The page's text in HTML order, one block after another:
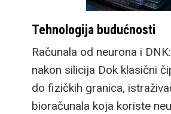
Tehnologija budućnosti
Računala od neurona i
nakon silicija Dok klasični
do fizičkih granica,
bioračunala koja koriste